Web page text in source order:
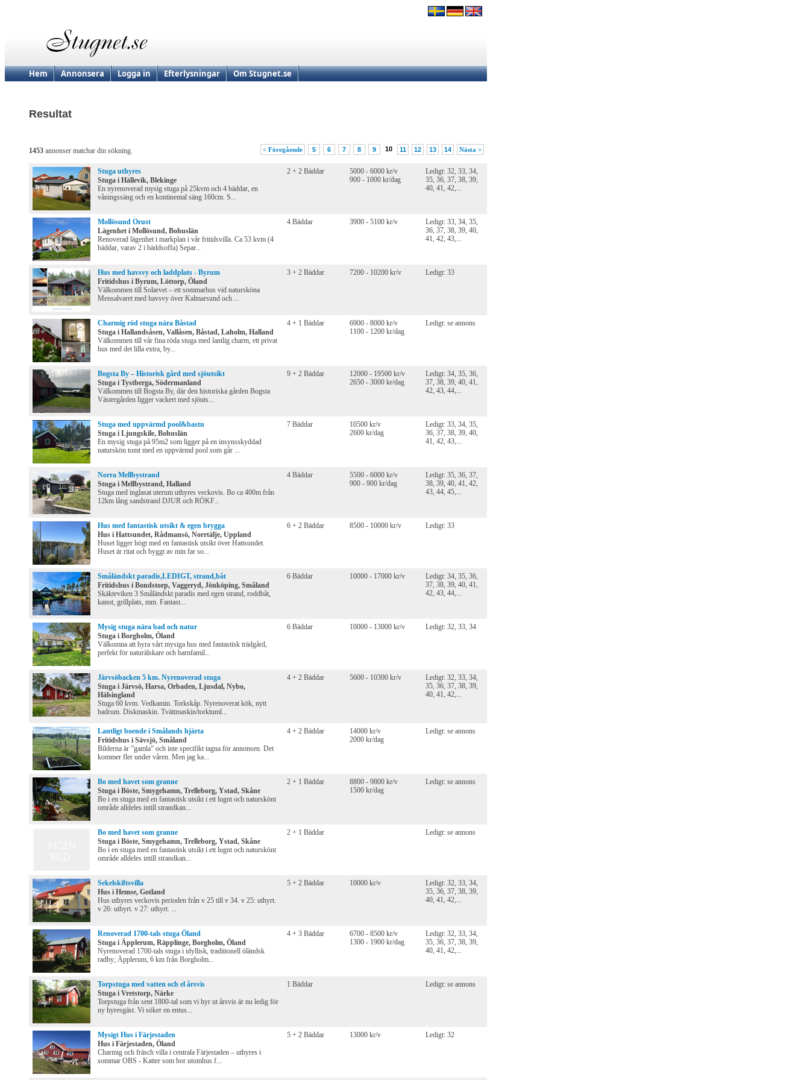
Hem Annonsera Logga in Efterlysningar Om Stugnet.se
Resultat
1453 annonser matchar din sökning. < Föregående 5 6 7 8 9 10 11 12 13 14 Nästa >
Stuga uthyres
Stuga i Hällevik, Blekinge
En nyrenoverad mysig stuga på 25kvm och 4 bäddar, en
våningssäng och en kontinental säng 160cm. S...
2 + 2 Bäddar
5000 - 6000 kr/v
900 - 1000 kr/dag
Ledigt: 32, 33, 34,
35, 36, 37, 38, 39,
40, 41, 42,...
Mollösund Orust
Lägenhet i Mollösund, Bohuslän
Renoverad lägenhet i markplan i vår fritidsvilla. Ca 53 kvm (4
bäddar, varav 2 i bäddsoffa) Separ...
4 Bäddar 3900 - 5100 kr/v
Ledigt: 33, 34, 35,
36, 37, 38, 39, 40,
41, 42, 43,...
Hus med havsvy och laddplats - Byrum
Fritidshus i Byrum, Löttorp, Öland
Välkommen till Solarvet – ett sommarhus vid natursköna
Mensalvaret med havsvy över Kalmarsund och ...
3 + 2 Bäddar 7200 - 10200 kr/v Ledigt: 33
Charmig röd stuga nära Båstad
Stuga i Hallandsåsen, Vallåsen, Båstad, Laholm, Halland
Välkommen till vår fina röda stuga med lantlig charm, ett privat
hus med det lilla extra, by...
4 + 1 Bäddar
6900 - 8000 kr/v
1100 - 1200 kr/dag
Ledigt: se annons
Bogsta By – Historisk gård med sjöutsikt
Stuga i Tystberga, Södermanland
Välkommen till Bogsta By, där den historiska gården Bogsta
Västergården ligger vackert med sjöuts...
9 + 2 Bäddar
12000 - 19500 kr/v
2650 - 3000 kr/dag
Ledigt: 34, 35, 36,
37, 38, 39, 40, 41,
42, 43, 44,...
Stuga med uppvärmd pool&bastu
Stuga i Ljungskile, Bohuslän
En mysig stuga på 95m2 som ligger på en insynsskyddad
naturskön tomt med en uppvärmd pool som går ...
7 Bäddar
10500 kr/v
2600 kr/dag
Ledigt: 33, 34, 35,
36, 37, 38, 39, 40,
41, 42, 43,...
Norra Mellbystrand
Stuga i Mellbystrand, Halland
Stuga med inglasat uterum uthyres veckovis. Bo ca 400m från
12km lång sandstrand DJUR och RÖKF...
4 Bäddar
5500 - 6000 kr/v
900 - 900 kr/dag
Ledigt: 35, 36, 37,
38, 39, 40, 41, 42,
43, 44, 45,...
Hus med fantastisk utsikt & egen brygga
Hus i Hattsundet, Rådmansö, Norrtälje, Uppland
Huset ligger högt med en fantastisk utsikt över Hattsundet.
Huset är ritat och byggt av min far so...
6 + 2 Bäddar 8500 - 10000 kr/v Ledigt: 33
Småländskt paradis,LEDIGT, strand,båt
Fritidshus i Bondstorp, Vaggeryd, Jönköping, Småland
Skäkteviken 3 Småländskt paradis med egen strand, roddbåt,
kanot, grillplats, mm. Fantast...
6 Bäddar 10000 - 17000 kr/v
Ledigt: 34, 35, 36,
37, 38, 39, 40, 41,
42, 43, 44,...
Mysig stuga nära bad och natur
Stuga i Borgholm, Öland
Välkomna att hyra vårt mysiga hus med fantastisk trädgård,
perfekt för naturälskare och barnfamil...
6 Bäddar 10000 - 13000 kr/v Ledigt: 32, 33, 34
Järvsöbacken 5 km. Nyrenoverad stuga
Stuga i Järvsö, Harsa, Orbaden, Ljusdal, Nybo,
Hälsingland
Stuga 60 kvm. Vedkamin. Torkskåp. Nyrenoverat kök, nytt
badrum. Diskmaskin. Tvättmaskin/torktuml...
4 + 2 Bäddar 5600 - 10300 kr/v
Ledigt: 32, 33, 34,
35, 36, 37, 38, 39,
40, 41, 42,...
Lantligt boende i Smålands hjärta
Fritidshus i Sävsjö, Småland
Bilderna är ”gamla” och inte specifikt tagna för annonsen. Det
kommer fler under våren. Men jag ka...
4 + 2 Bäddar
14000 kr/v
2000 kr/dag
Ledigt: se annons
Bo med havet som granne
Stuga i Böste, Smygehamn, Trelleborg, Ystad, Skåne
Bo i en stuga med en fantastisk utsikt i ett lugnt och naturskönt
område alldeles intill strandkan...
2 + 1 Bäddar
8800 - 9800 kr/v
1500 kr/dag
Ledigt: se annons
Bo med havet som granne
Stuga i Böste, Smygehamn, Trelleborg, Ystad, Skåne
Bo i en stuga med en fantastisk utsikt i ett lugnt och naturskönt
område alldeles intill strandkan...
2 + 1 Bäddar Ledigt: se annons
Sekelskiftsvilla
Hus i Hemse, Gotland
Hus uthyres veckovis perioden från v 25 till v 34. v 25: uthyrt.
v 26: uthyrt. v 27: uthyrt. ...
5 + 2 Bäddar 10000 kr/v
Ledigt: 32, 33, 34,
35, 36, 37, 38, 39,
40, 41, 42,...
Renoverad 1700-tals stuga Öland
Stuga i Äpplerum, Räpplinge, Borgholm, Öland
Nyrenoverad 1700-tals stuga i idyllisk, traditionell öländsk
radby; Äpplerum, 6 km från Borgholm...
4 + 3 Bäddar
6700 - 8500 kr/v
1300 - 1900 kr/dag
Ledigt: 32, 33, 34,
35, 36, 37, 38, 39,
40, 41, 42,...
Torpstuga med vatten och el årsvis
Stuga i Vretstorp, Närke
Torpstuga från sent 1800-tal som vi hyr ut årsvis är nu ledig för
ny hyresgäst. Vi söker en entus...
1 Bäddar Ledigt: se annons
Mysigt Hus i Färjestaden
Hus i Färjestaden, Öland
Charmig och fräsch villa i centrala Färjestaden – uthyres i
sommar OBS - Katter som bor utomhus f...
5 + 2 Bäddar 13000 kr/v Ledigt: 32